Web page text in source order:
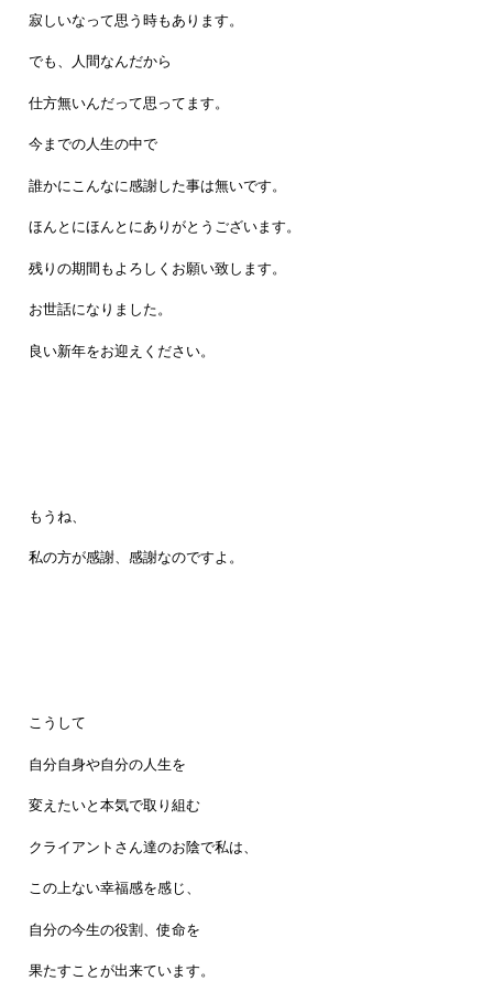
寂しいなって思う時もあります。
でも、人間なんだから
仕方無いんだって思ってます。
今までの人生の中で
誰かにこんなに感謝した事は無いです。
ほんとにほんとにありがとうございます。
残りの期間もよろしくお願い致します。
お世話になりました。
良い新年をお迎えください。
もうね、
私の方が感謝、感謝なのですよ。
こうして
自分自身や自分の人生を
変えたいと本気で取り組む
クライアントさん達のお陰で私は、
この上ない幸福感を感じ、
自分の今生の役割、使命を
果たすことが出来ています。